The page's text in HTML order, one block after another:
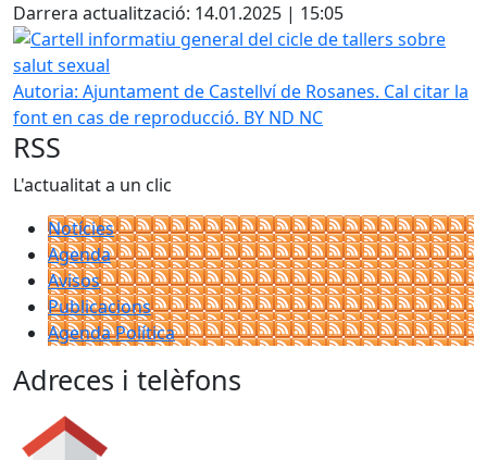
Darrera actualització: 14.01.2025 | 15:05
Cartell informatiu general del cicle de tallers sobre salut
Autoria: Ajuntament de Castellví de Rosanes. Cal citar la
font en cas de reproducció. BY ND NC
RSS
L'actualitat a un clic
Notícies
Agenda
Avisos
Publicacions
Agenda Política
Adreces i telèfons